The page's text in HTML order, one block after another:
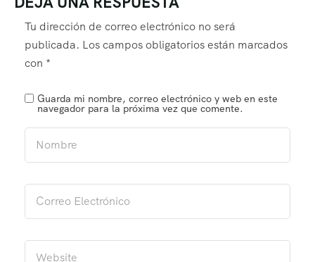
Tu dirección de correo electrónico no será
publicada. Los campos obligatorios están marcados
con *
Guarda mi nombre, correo electrónico y web en este
navegador para la próxima vez que comente.